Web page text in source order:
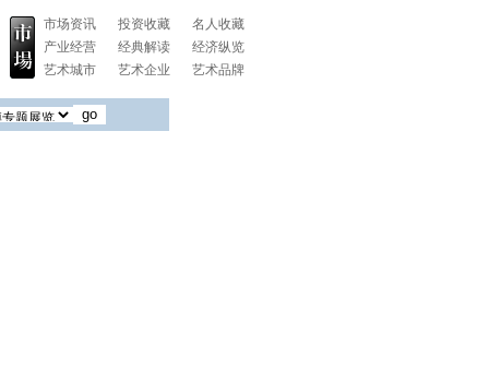
市场资讯
产业经营
艺术城市
投资收藏
经典解读
艺术企业
名人收藏
经济纵览
艺术品牌